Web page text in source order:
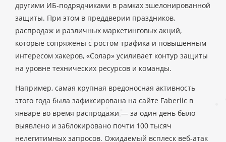
другими ИБ-подрядчиками в рамках эшелонированной
защиты. При этом в преддверии праздников,
распродаж и различных маркетинговых акций,
которые сопряжены с ростом трафика и повышенным
интересом хакеров, «Солар» усиливает контур защиты
на уровне технических ресурсов и команды.
Например, самая крупная вредоносная активность
этого года была зафиксирована на сайте Faberlic в
январе во время распродажи — за один день было
выявлено и заблокировано почти 100 тысяч
нелегитимных запросов. Ожидаемый всплеск веб-атак